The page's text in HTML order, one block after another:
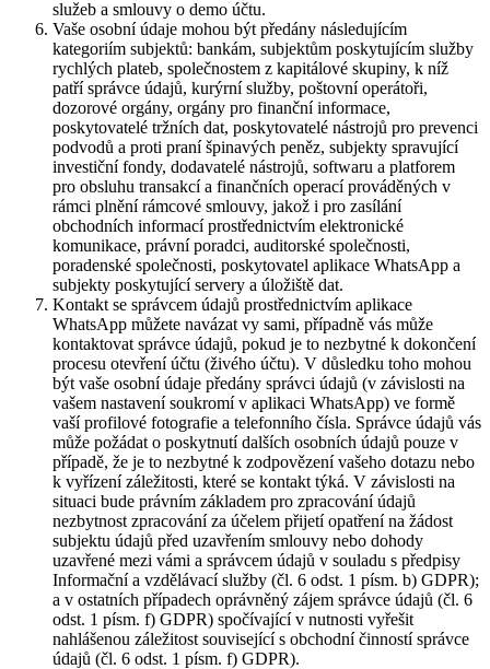
služeb a smlouvy o demo účtu.
Vaše osobní údaje mohou být předány následujícím
kategoriím subjektů: bankám, subjektům poskytujícím služby
rychlých plateb, společnostem z kapitálové skupiny, k níž
patří správce údajů, kurýrní služby, poštovní operátoři,
dozorové orgány, orgány pro finanční informace,
poskytovatelé tržních dat, poskytovatelé nástrojů pro prevenci
podvodů a proti praní špinavých peněz, subjekty spravující
investiční fondy, dodavatelé nástrojů, softwaru a platforem
pro obsluhu transakcí a finančních operací prováděných v
rámci plnění rámcové smlouvy, jakož i pro zasílání
obchodních informací prostřednictvím elektronické
komunikace, právní poradci, auditorské společnosti,
poradenské společnosti, poskytovatel aplikace WhatsApp a
subjekty poskytující servery a úložiště dat.
Kontakt se správcem údajů prostřednictvím aplikace
WhatsApp můžete navázat vy sami, případně vás může
kontaktovat správce údajů, pokud je to nezbytné k dokončení
procesu otevření účtu (živého účtu). V důsledku toho mohou
být vaše osobní údaje předány správci údajů (v závislosti na
vašem nastavení soukromí v aplikaci WhatsApp) ve formě
vaší profilové fotografie a telefonního čísla. Správce údajů vás
může požádat o poskytnutí dalších osobních údajů pouze v
případě, že je to nezbytné k zodpovězení vašeho dotazu nebo
k vyřízení záležitosti, které se kontakt týká. V závislosti na
situaci bude právním základem pro zpracování údajů
nezbytnost zpracování za účelem přijetí opatření na žádost
subjektu údajů před uzavřením smlouvy nebo dohody
uzavřené mezi vámi a správcem údajů v souladu s předpisy
Informační a vzdělávací služby (čl. 6 odst. 1 písm. b) GDPR);
a v ostatních případech oprávněný zájem správce údajů (čl. 6
odst. 1 písm. f) GDPR) spočívající v nutnosti vyřešit
nahlášenou záležitost související s obchodní činností správce
údajů (čl. 6 odst. 1 písm. f) GDPR).